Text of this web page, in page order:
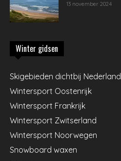
13 november 2024
Winter gidsen
Skigebieden dichtbij Nederland
Wintersport Oostenrijk
Wintersport Frankrijk
Wintersport Zwitserland
Wintersport Noorwegen
Snowboard waxen